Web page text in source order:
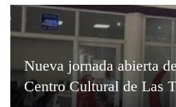
Nueva jornada abierta
Centro Cultural de Las